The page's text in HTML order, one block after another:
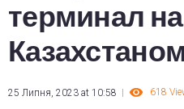
терминал
25 Липня, 2023 at 10:58 618